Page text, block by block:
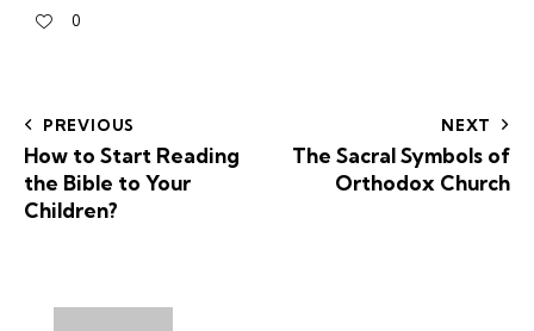
0
PREVIOUS
How to Start Reading
the Bible to Your
Children?
NEXT
The Sacral Symbols of
Orthodox Church